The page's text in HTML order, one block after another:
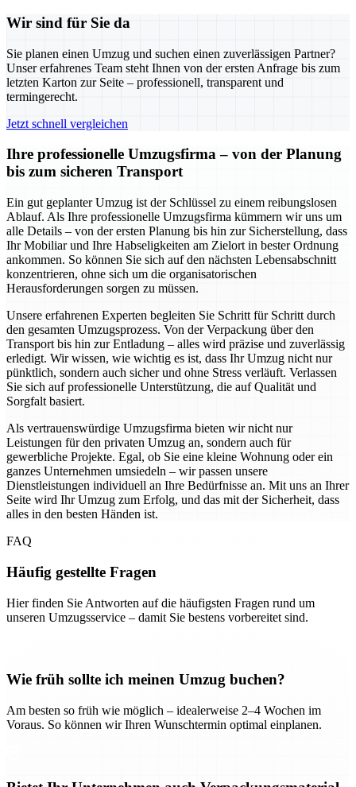
Wir sind für Sie da
Sie planen einen Umzug und suchen einen zuverlässigen Partner?
Unser erfahrenes Team steht Ihnen von der ersten Anfrage bis zum
letzten Karton zur Seite – professionell, transparent und
termingerecht.
Jetzt schnell vergleichen
Ihre professionelle Umzugsfirma – von der Planung
bis zum sicheren Transport
Ein gut geplanter Umzug ist der Schlüssel zu einem reibungslosen
Ablauf. Als Ihre professionelle Umzugsfirma kümmern wir uns um
alle Details – von der ersten Planung bis hin zur Sicherstellung, dass
Ihr Mobiliar und Ihre Habseligkeiten am Zielort in bester Ordnung
ankommen. So können Sie sich auf den nächsten Lebensabschnitt
konzentrieren, ohne sich um die organisatorischen
Herausforderungen sorgen zu müssen.
Unsere erfahrenen Experten begleiten Sie Schritt für Schritt durch
den gesamten Umzugsprozess. Von der Verpackung über den
Transport bis hin zur Entladung – alles wird präzise und zuverlässig
erledigt. Wir wissen, wie wichtig es ist, dass Ihr Umzug nicht nur
pünktlich, sondern auch sicher und ohne Stress verläuft. Verlassen
Sie sich auf professionelle Unterstützung, die auf Qualität und
Sorgfalt basiert.
Als vertrauenswürdige Umzugsfirma bieten wir nicht nur
Leistungen für den privaten Umzug an, sondern auch für
gewerbliche Projekte. Egal, ob Sie eine kleine Wohnung oder ein
ganzes Unternehmen umsiedeln – wir passen unsere
Dienstleistungen individuell an Ihre Bedürfnisse an. Mit uns an Ihrer
Seite wird Ihr Umzug zum Erfolg, und das mit der Sicherheit, dass
alles in den besten Händen ist.
FAQ
Häufig gestellte Fragen
Hier finden Sie Antworten auf die häufigsten Fragen rund um
unseren Umzugsservice – damit Sie bestens vorbereitet sind.
Wie früh sollte ich meinen Umzug buchen?
Am besten so früh wie möglich – idealerweise 2–4 Wochen im
Voraus. So können wir Ihren Wunschtermin optimal einplanen.